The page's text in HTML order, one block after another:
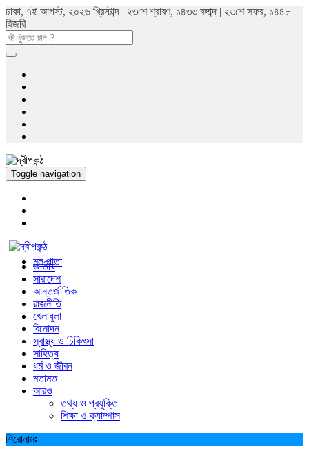
ঢাকা, ৭ই আগস্ট, ২০২৬ খ্রিস্টাব্দ | ২৩শে শ্রাবণ, ১৪৩৩ বঙ্গাব্দ | ২৩শে সফর, ১৪৪৮
হিজরি
Toggle navigation
মুল পাতা
জাতীয়
সারাদেশ
আন্তর্জাতিক
রাজনীতি
খেলাধুলা
বিনোদন
স্বাস্থ্য ও চিকিৎসা
সাহিত্য
ধর্ম ও জীবন
মতামত
আরও
তথ্য ও প্রযুক্তি
শিক্ষা ও ক্যাম্পাস
শিরোনামঃ